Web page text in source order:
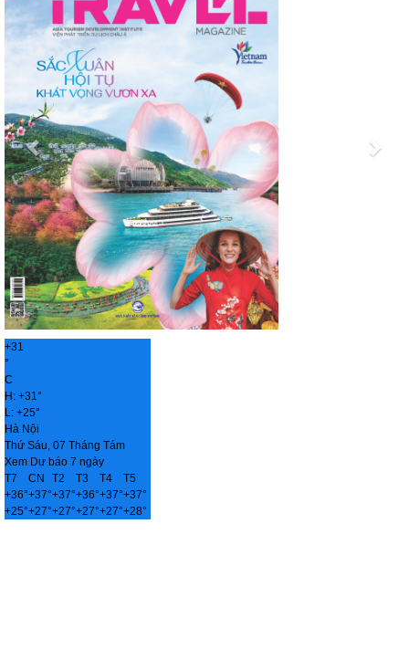
+31
°
C
H: +31°
L: +25°
Hà Nội
Thứ Sáu, 07 Tháng Tám
Xem Dự báo 7 ngày
T7
CN T2 T3 T4
T5
+36°+37°+37°+36°+37°+37°
+25°+27°+27°+27°+27°+28°